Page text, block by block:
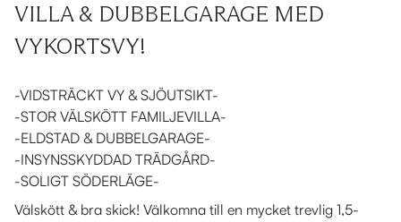
VILLA & DUBBELGARAGE MED
VYKORTSVY!
-VIDSTRÄCKT VY & SJÖUTSIKT-
-STOR VÄLSKÖTT FAMILJEVILLA-
-ELDSTAD & DUBBELGARAGE-
-INSYNSSKYDDAD TRÄDGÅRD-
-SOLIGT SÖDERLÄGE-
Välskött & bra skick! Välkomna till en mycket trevlig 1,5-